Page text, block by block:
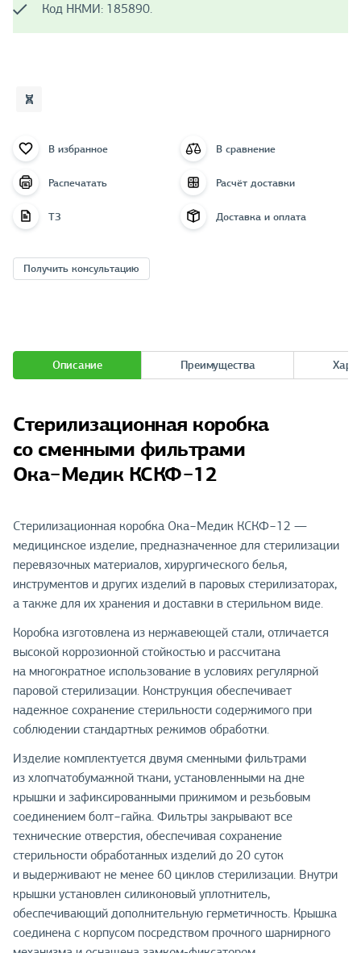
Код НКМИ: 185890.
В избранное В сравнение
Распечатать Расчёт доставки
ТЗ Доставка и оплата
Получить консультацию
Описание Преимущества
Стерилизационная коробка
со сменными фильтрами
Ока−Медик КСКФ−12
Стерилизационная коробка Ока−Медик КСКФ−12 —
медицинское изделие, предназначенное для стерилизации
перевязочных материалов, хирургического белья,
инструментов и других изделий в паровых стерилизаторах,
а также для их хранения и доставки в стерильном виде.
Коробка изготовлена из нержавеющей стали, отличается
высокой коррозионной стойкостью и рассчитана
на многократное использование в условиях регулярной
паровой стерилизации. Конструкция обеспечивает
надежное сохранение стерильности содержимого при
соблюдении стандартных режимов обработки.
Изделие комплектуется двумя сменными фильтрами
из хлопчатобумажной ткани, установленными на дне
крышки и зафиксированными прижимом и резьбовым
соединением болт−гайка. Фильтры закрывают все
технические отверстия, обеспечивая сохранение
стерильности обработанных изделий до 20 суток
и выдерживают не менее 60 циклов стерилизации. Внутри
крышки установлен силиконовый уплотнитель,
обеспечивающий дополнительную герметичность. Крышка
соединена с корпусом посредством прочного шарнирного